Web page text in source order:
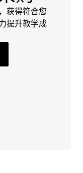
获得符合您
提升教学成